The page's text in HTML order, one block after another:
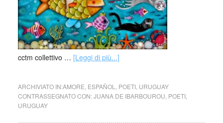
cctm collettivo … [Leggi di più...]
ARCHIVIATO IN:AMORE ESPAÑOL POETI, URUGUAY
CONTRASSEGNATO CON:JUANA DE IBARBOUROU POETI,
URUGUAY